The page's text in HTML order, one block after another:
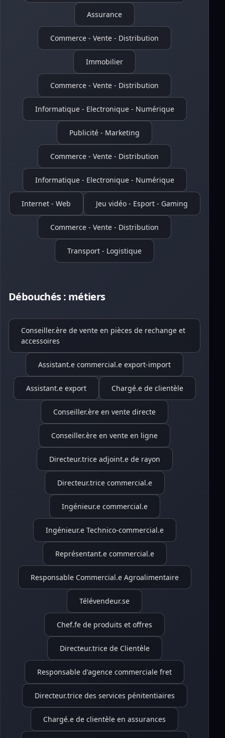
Assurance
Commerce - Vente - Distribution
Immobilier
Commerce - Vente - Distribution
Informatique - Electronique - Numérique
Publicité - Marketing
Commerce - Vente - Distribution
Informatique - Electronique - Numérique
Internet - Web Jeu vidéo - Esport - Gaming
Commerce - Vente - Distribution
Transport - Logistique
Débouchés : métiers
Conseiller.ère de vente en pièces de rechange et
accessoires
Assistant.e commercial.e export-import
Assistant.e export Chargé.e de clientèle
Conseiller.ère en vente directe
Conseiller.ère en vente en ligne
Directeur.trice adjoint.e de rayon
Directeur.trice commercial.e
Ingénieur.e commercial.e
Ingénieur.e Technico-commercial.e
Représentant.e commercial.e
Responsable Commercial.e Agroalimentaire
Télévendeur.se
Chef.fe de produits et offres
Directeur.trice de Clientèle
Responsable d'agence commerciale fret
Directeur.trice des services pénitentiaires
Chargé.e de clientèle en assurances